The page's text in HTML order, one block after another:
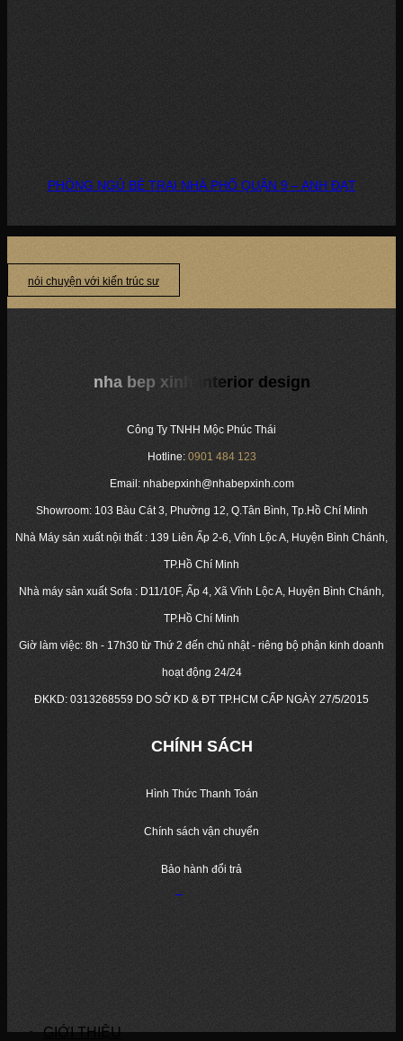
PHÒNG NGỦ BÉ TRAI NHÀ PHỐ QUẬN 9 – ANH ĐẠT
nói chuyện với kiến trúc sư
nha bep xinh interior design
Công Ty TNHH Mộc Phúc Thái
Hotline: 0901 484 123
Email: nhabepxinh@nhabepxinh.com
Showroom: 103 Bàu Cát 3, Phường 12, Q.Tân Bình, Tp.Hồ Chí Minh
Nhà Máy sản xuất nội thất : 139 Liên Ấp 2-6, Vĩnh Lộc A, Huyện Bình Chánh,
TP.Hồ Chí Minh
Nhà máy sản xuất Sofa : D11/10F, Ấp 4, Xã Vĩnh Lộc A, Huyện Bình Chánh,
TP.Hồ Chí Minh
Giờ làm việc: 8h - 17h30 từ Thứ 2 đến chủ nhật - riêng bộ phận kinh doanh
hoạt động 24/24
ĐKKD: 0313268559 DO SỞ KD & ĐT TP.HCM CẤP NGÀY 27/5/2015
CHÍNH SÁCH
Hình Thức Thanh Toán
Chính sách vận chuyển
Bảo hành đổi trả
GIỚI THIỆU